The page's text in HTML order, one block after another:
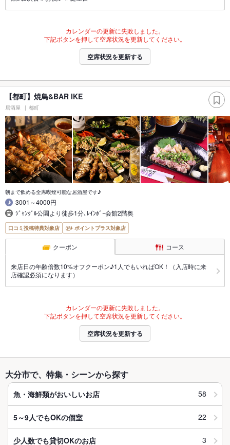
カレンダーの更新に失敗しました。
下記ボタンを押して空席状況を更新してください。
空席状況を更新する
【都町】焼鳥&BAR IKE
居酒屋 都町
朝まで飲める全席喫煙可能な居酒屋です♪
3001～4000円
ｼﾞｬﾝｸﾞﾙ公園より徒歩1分､ﾚｲﾝﾎﾞｰ会館2階奥
口コミ投稿特典対象店 ポイントプラス対象店
クーポン コース
来店日の年齢倍数10%オフクーポン♪1人でもいればOK！（入店時に来
店確認必須になります）
カレンダーの更新に失敗しました。
下記ボタンを押して空席状況を更新してください。
空席状況を更新する
大分市で、特集・シーンから探す
魚・海鮮類がおいしいお店 58
5～9人でもOKの個室 22
少人数でも貸切OKのお店 3